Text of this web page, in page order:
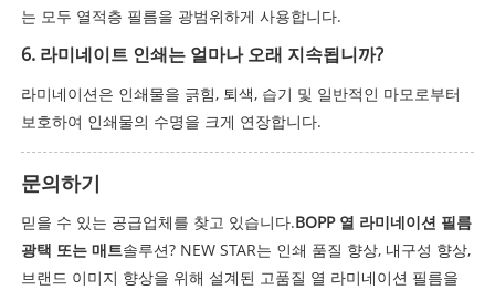
는 모두 열적층 필름을 광범위하게 사용합니다.
6. 라미네이트 인쇄는 얼마나 오래 지속됩니까?
라미네이션은 인쇄물을 긁힘, 퇴색, 습기 및 일반적인 마모로부터
보호하여 인쇄물의 수명을 크게 연장합니다.
문의하기
믿을 수 있는 공급업체를 찾고 있습니다.BOPP 열 라미네이션 필름
광택 또는 매트솔루션? NEW STAR는 인쇄 품질 향상, 내구성 향상,
브랜드 이미지 향상을 위해 설계된 고품질 열 라미네이션 필름을